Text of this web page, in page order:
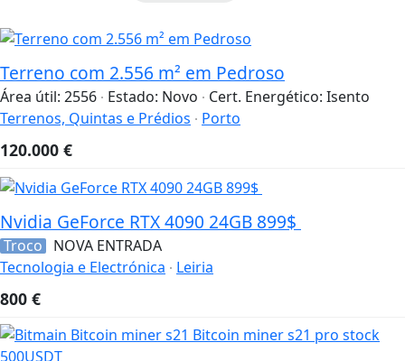
Terreno com 2.556 m² em Pedroso
Área útil: 2556 Estado: Novo Cert. Energético: Isento
Terrenos, Quintas e Prédios
Porto
120.000 €
Nvidia GeForce RTX 4090 24GB 899$
Troco
NOVA ENTRADA
Tecnologia e Electrónica
Leiria
800 €